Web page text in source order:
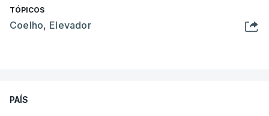
TÓPICOS
Coelho, Elevador
PAÍS